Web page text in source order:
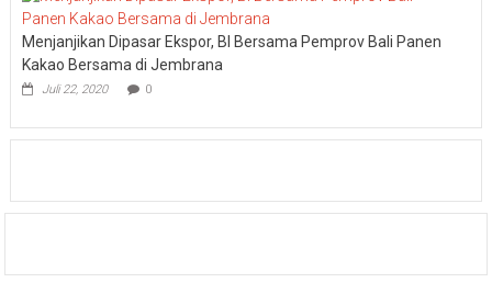
Menjanjikan Dipasar Ekspor, BI Bersama Pemprov Bali Panen
Kakao Bersama di Jembrana
Juli 22, 2020 0